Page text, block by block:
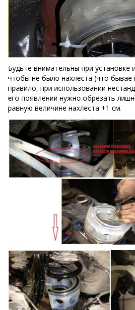
Будьте внимательны при установке
чтобы не было нахлеста (что
правило, при использовании
его появлении нужно обрезать
равную величине нахлеста +1 см.